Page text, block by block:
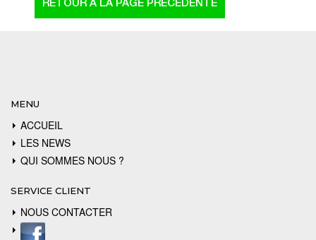
MENU
ACCUEIL
LES NEWS
QUI SOMMES NOUS ?
SERVICE CLIENT
NOUS CONTACTER